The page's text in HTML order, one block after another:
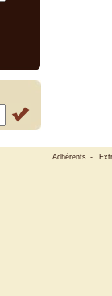
Adhérents -